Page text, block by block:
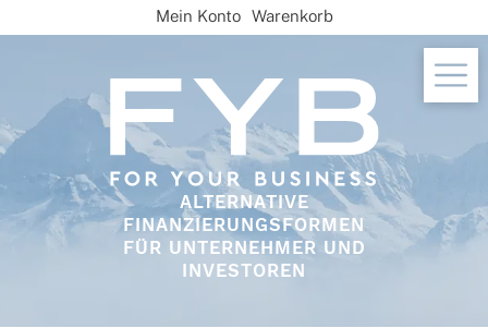
to
ALTERNATIVE
FINANZIERUNGSFORMEN
FÜR UNTERNEHMER UND
INVESTOREN
Mein Konto Warenkorb